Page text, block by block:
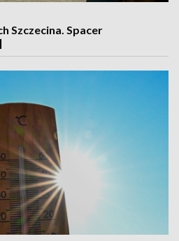
Szczecina. Spacer